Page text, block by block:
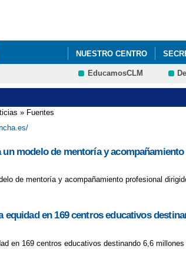
NUESTRO CENTRO
EducamosCLM
aquí
» Fuentes
modelo de mentoría y
de mentoría y acompañamiento profesional
equidad en 169 centros educativos
en 169 centros educativos destinando 6,6